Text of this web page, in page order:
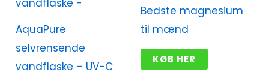
AquaPure
selvrensende
vandflaske – UV-C
Bedste magnesium
til mænd
KØB HER